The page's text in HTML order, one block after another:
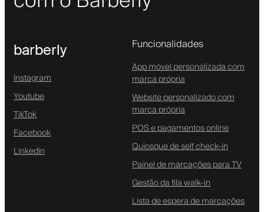
barberly
Instagram
Youtube
TikTok
Facebook
Linkedin
Funcionalidades
App móvel personalizada com
marca própria
Website personalizado com
marca própria
POS e pagamentos online
Quiosque de self check-in
Painel de marcações para TV
Gestão da fila walk-in
Lista de espera de marcações